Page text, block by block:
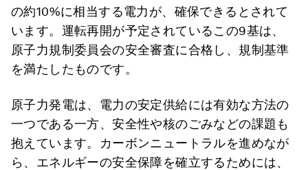
の約10%に相当する電力が、確保できるとされて
います。運転再開が予定されているこの9基は、
原子力規制委員会の安全審査に合格し、規制基準
を満たしたものです。
原子力発電は、電力の安定供給には有効な方法の
一つである一方、安全性や核のごみなどの課題も
抱えています。カーボンニュートラルを進めなが
ら、エネルギーの安全保障を確立するためには、